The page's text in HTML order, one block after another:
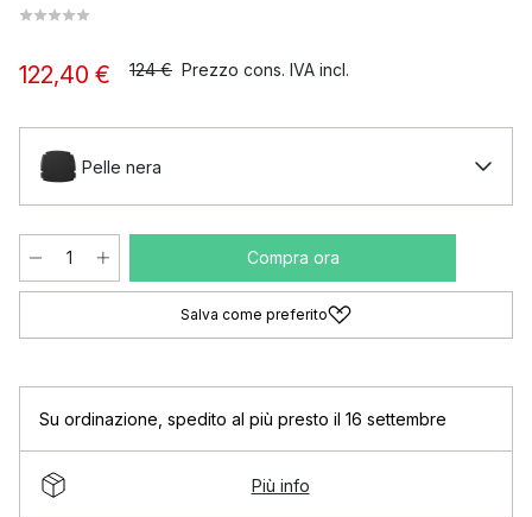
122,40 € 124 € Prezzo cons. IVA incl.
Pelle nera
Compra ora
Salva come preferito
Su ordinazione spedito al più presto il 16 settembre
Più info